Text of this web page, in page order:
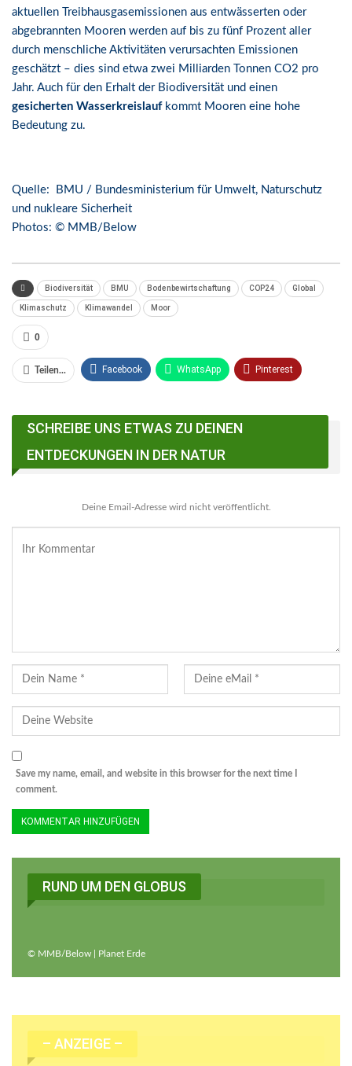
aktuellen Treibhausgasemissionen aus entwässerten oder
abgebrannten Mooren werden auf bis zu fünf Prozent aller
durch menschliche Aktivitäten verursachten Emissionen
geschätzt – dies sind etwa zwei Milliarden Tonnen CO2 pro
Jahr. Auch für den Erhalt der Biodiversität und einen
gesicherten Wasserkreislaufkommt Mooren eine hohe
Bedeutung zu.
Quelle: BMU / Bundesministerium für Umwelt, Naturschutz
und nukleare Sicherheit
Photos: © MMB/Below
Biodiversität BMU Bodenbewirtschaftung COP24 Global
Klimaschutz Klimawandel Moor
0
Teilen... Facebook WhatsApp Pinterest
Facebook Messenger
SCHREIBE UNS ETWAS ZU DEINEN
ENTDECKUNGEN IN DER NATUR
Deine Email-Adresse wird nicht veröffentlicht.
Save my name, email, and website in this browser for the next time I
comment.
RUND UM DEN GLOBUS
© MMB/Below | Planet Erde
– ANZEIGE –